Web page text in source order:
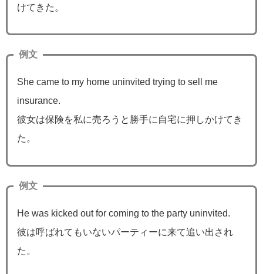
けてきた。
例文
She came to my home uninvited trying to sell me
insurance.
彼女は保険を私に売ろうと勝手に自宅に押しかけてき
た。
例文
He was kicked out for coming to the party uninvited.
彼は呼ばれてもいないパーティーに来て追い出され
た。